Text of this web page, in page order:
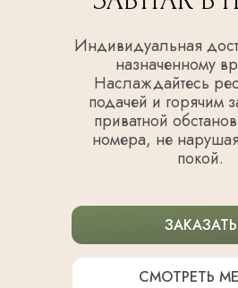
ЗАКАЗАТЬ
СМОТРЕТЬ
Индивидуальная
назначенному
Наслаждайтесь
подачей и горячим
приватной
номера, не
покой.